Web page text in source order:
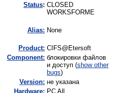
Status: CLOSED
WORKSFORME
Alias: None
Product: CIFS@Etersoft
Component: блокировки файлов
и доступ (show other
bugs)
Version: не указана
Hardware: PC All